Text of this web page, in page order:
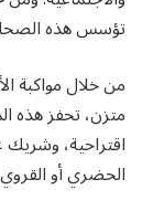
تؤسس هذه
من خلال مواكبة
متزن، تحفز هذه
اقتراحية،
الحضري أو